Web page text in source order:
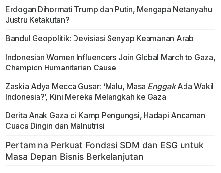
Erdogan Dihormati Trump dan Putin, Mengapa Netanyahu
Justru Ketakutan?
Bandul Geopolitik: Devisiasi Senyap Keamanan Arab
Indonesian Women Influencers Join Global March to Gaza,
Champion Humanitarian Cause
Zaskia Adya Mecca Gusar: ‘Malu, Masa EnggakAda Wakil
Indonesia?’, Kini Mereka Melangkah ke Gaza
Derita Anak Gaza di Kamp Pengungsi, Hadapi Ancaman
Cuaca Dingin dan Malnutrisi